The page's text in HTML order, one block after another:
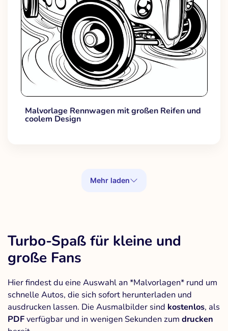
Malvorlage Rennwagen mit großen Reifen und
coolem Design
Mehr laden
Turbo-Spaß für kleine und
große Fans
Hier findest du eine Auswahl an *Malvorlagen* rund um
schnelle Autos, die sich sofort herunterladen und
ausdrucken lassen. Die Ausmalbilder sind kostenlos, als
PDFverfügbar und in wenigen Sekunden zum drucken